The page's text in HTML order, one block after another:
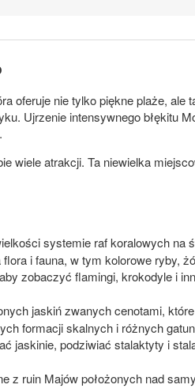
oferuje nie tylko piękne plaże,
Ujrzenie intensywnego błękitu
wiele atrakcji. Ta niewielka
systemie raf koralowych
i fauna, w tym kolorowe ryby,
zobaczyć flamingi, krokodyle i
jaskiń zwanych cenotami,
formacji skalnych i różnych
jaskinie, podziwiać stalaktyty i
z ruin Majów położonych nad